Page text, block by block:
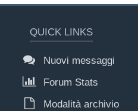
QUICK LINKS
Nuovi messaggi
Forum Stats
Modalità archivio